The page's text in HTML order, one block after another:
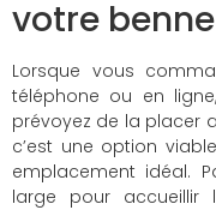
votre benne
Lorsque vous
téléphone ou en
prévoyez de la placer
c’est une option
emplacement idéal.
large pour